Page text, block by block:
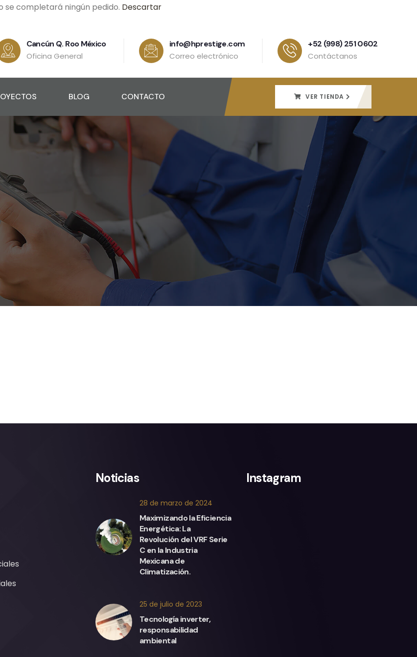
se completará ningún pedido. Descartar
Cancún Q. Roo México
Oficina General
info@hprestige.com
Correo electrónico
+52 (998) 251 0602
Contáctanos
BLOG CONTACTO VER TIENDA
Noticias
28 de marzo de 2024
Maximizando la Eficiencia
Energética: La
Revolución del VRF Serie
C en la Industria
Mexicana de
Climatización.
25 de julio de 2023
Tecnología inverter,
responsabilidad
ambiental
Instagram